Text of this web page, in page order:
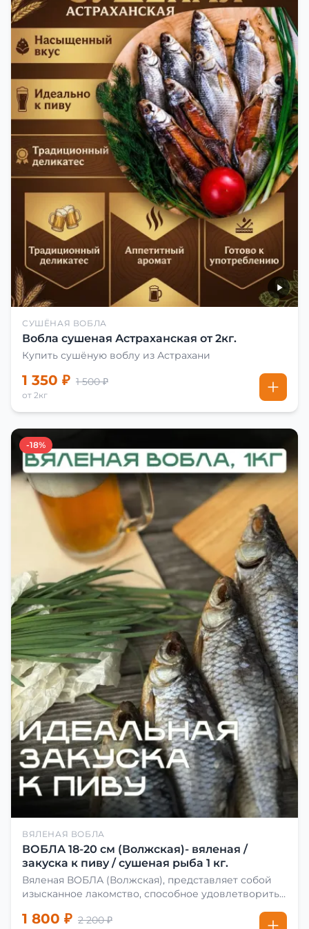
СУШЁНАЯ ВОБЛА
Вобла сушеная Астраханская от 2кг.
Купить сушёную воблу из Астрахани
1 350 ₽ 1 500 ₽
от 2кг
-18%
ВЯЛЕНАЯ ВОБЛА
ВОБЛА 18-20 см (Волжская)- вяленая /
закуска к пиву / сушеная рыба 1 кг.
Вяленая ВОБЛА (Волжская), представляет собой
изысканное лакомство, способное удовлетворить
сделать вяленую воблу, её сначала хорошо солят.
1 800 ₽ 2 200 ₽